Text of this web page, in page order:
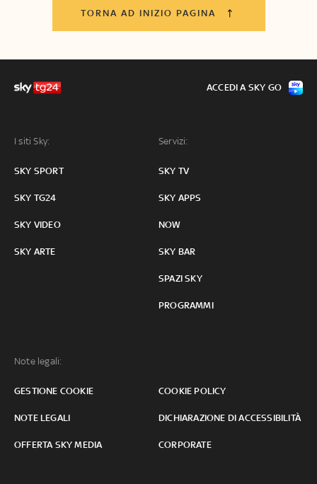
TORNA AD INIZIO PAGINA
I siti Sky:
SKY SPORT
SKY TG24
SKY VIDEO
SKY ARTE
Servizi:
SKY TV
SKY APPS
NOW
SKY BAR
SPAZI SKY
PROGRAMMI
Note legali:
GESTIONE COOKIE COOKIE POLICY
NOTE LEGALI DICHIARAZIONE DI ACCESSIBILITÀ
OFFERTA SKY MEDIA CORPORATE
ACCEDI A SKY GO